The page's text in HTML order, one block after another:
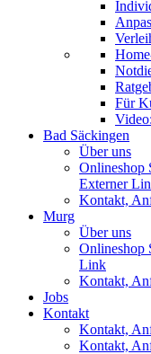
Für
Bad Säckingen
Über uns
Onlineshop
Externer
Kontakt,
Murg
Über uns
Onlineshop
Link
Kontakt,
Jobs
Kontakt
Kontakt,
Kontakt,